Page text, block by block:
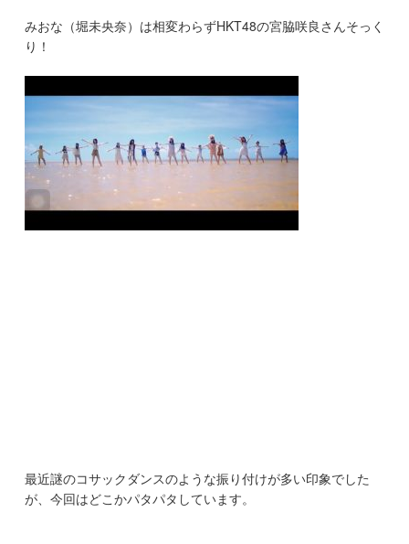
みおな（堀未央奈）は相変わらずHKT48の宮脇咲良さんそっく
り！
最近謎のコサックダンスのような振り付けが多い印象でした
が、今回はどこかパタパタしています。